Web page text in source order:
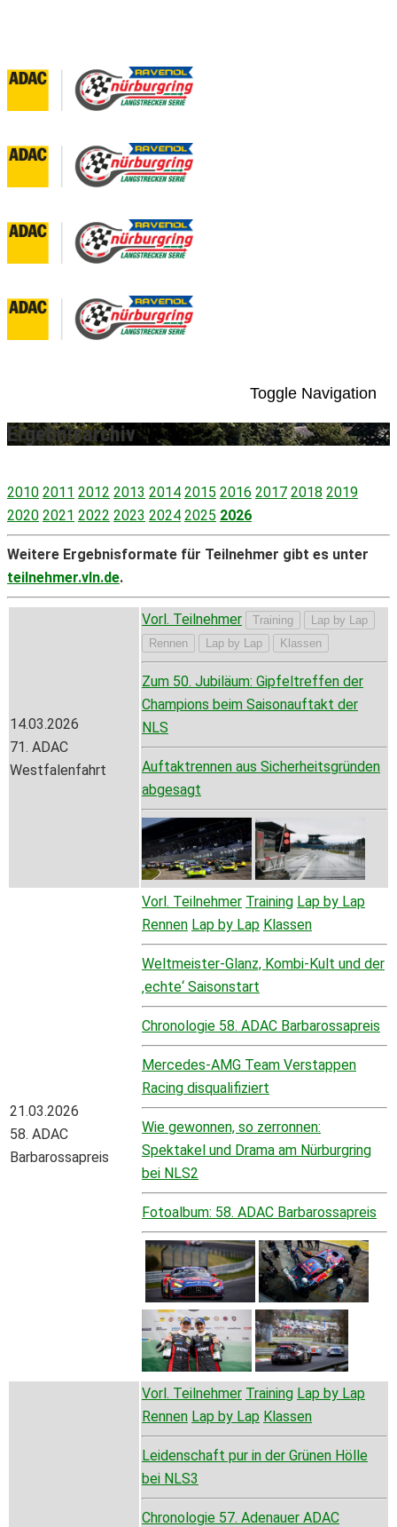
Toggle Navigation
Ergebnisarchiv
2010 2011 2012 2013 2014 2015 2016 2017 2018 2019
2020 2021 2022 2023 2024 2025 2026
Weitere Ergebnisformate für Teilnehmer gibt es unter
teilnehmer.vln.de.
14.03.2026
71. ADAC
Westfalenfahrt
Vorl. Teilnehmer Training
Lap by Lap
Rennen
Lap by Lap Klassen
Zum 50. Jubiläum: Gipfeltreffen der
Champions beim Saisonauftakt der
NLS
Auftaktrennen aus Sicherheitsgründen
abgesagt
21.03.2026
58. ADAC
Barbarossapreis
Vorl. Teilnehmer Training Lap by Lap
Rennen Lap by Lap Klassen
Weltmeister-Glanz, Kombi-Kult und der
‚echte‘ Saisonstart
Chronologie 58. ADAC Barbarossapreis
Mercedes-AMG Team Verstappen
Racing disqualifiziert
Wie gewonnen, so zerronnen:
Spektakel und Drama am Nürburgring
bei NLS2
Fotoalbum: 58. ADAC Barbarossapreis
Vorl. Teilnehmer Training Lap by Lap
Rennen Lap by Lap Klassen
Leidenschaft pur in der Grünen Hölle
bei NLS3
Chronologie 57. Adenauer ADAC